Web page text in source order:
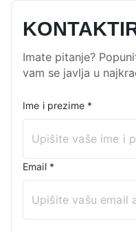
Imate pitanje?
vam se javlja u
Ime i prezime *
Email *